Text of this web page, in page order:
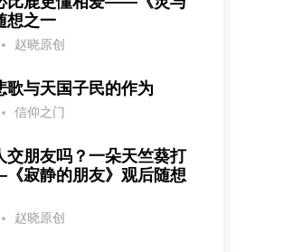
想之一
赵晓原创
歌与天国子民的作为
信仰之门
交朋友吗？一朵天竺葵打
寂静的朋友》观后随想
赵晓原创